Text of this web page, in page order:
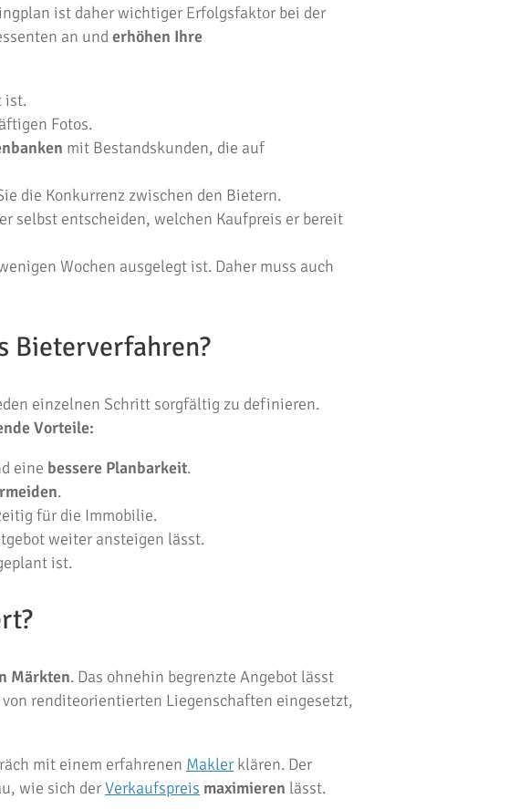
ist daher wichtiger Erfolgsfaktor bei der
an und erhöhen Ihre
ist.
Fotos.
mit Bestandskunden, die auf
die Konkurrenz zwischen den Bietern.
selbst entscheiden, welchen Kaufpreis er bereit
Wochen ausgelegt ist. Daher muss auch
Bieterverfahren?
einzelnen Schritt sorgfältig zu definieren.
Vorteile:
eine bessere Planbarkeit.
.
für die Immobilie.
weiter ansteigen lässt.
ist.
Märkten. Das ohnehin begrenzte Angebot lässt
renditeorientierten Liegenschaften eingesetzt,
mit einem erfahrenen Makler klären. Der
wie sich derVerkaufspreis maximieren lässt.